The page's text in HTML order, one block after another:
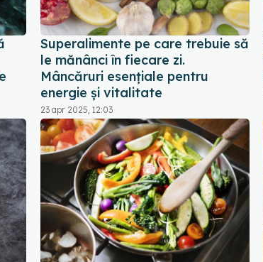
Superalimente pe care trebuie să
le mănânci în fiecare zi.
Mâncăruri esențiale pentru
energie și vitalitate
23 apr 2025, 12:03